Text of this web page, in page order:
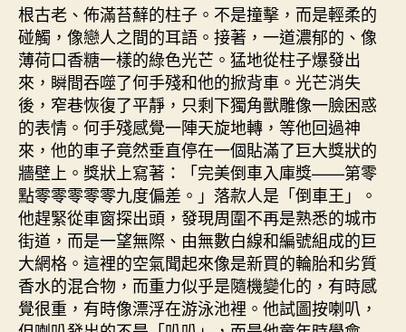
根古老、佈滿苔蘚的柱子。不是撞擊，而是輕柔的
碰觸，像戀人之間的耳語。接著，一道濃郁的、像
薄荷口香糖一樣的綠色光芒。猛地從柱子爆發出
來，瞬間吞噬了何手殘和他的掀背車。光芒消失
後，窄巷恢復了平靜，只剩下獨角獸雕像一臉困惑
的表情。何手殘感覺一陣天旋地轉，等他回過神
來，他的車子竟然垂直停在一個貼滿了巨大獎狀的
牆壁上。獎狀上寫著：「完美倒車入庫獎——第零
點零零零零零九度偏差。」落款人是「倒車王」。
他趕緊從車窗探出頭，發現周圍不再是熟悉的城市
街道，而是一望無際、由無數白線和編號組成的巨
大網格。這裡的空氣聞起來像是新買的輪胎和劣質
香水的混合物，而重力似乎是隨機變化的，有時感
覺很重，有時像漂浮在游泳池裡。他試圖按喇叭，